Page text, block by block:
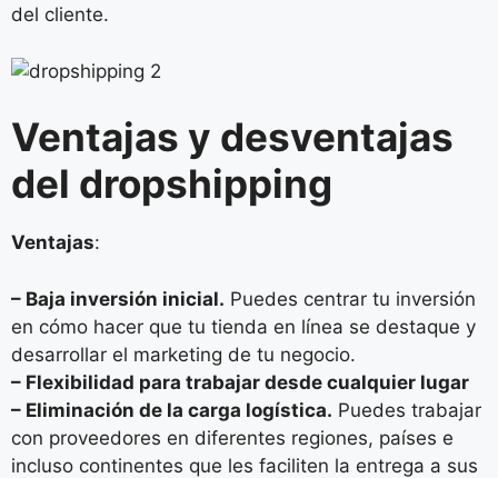
del cliente.
Ventajas y desventajas
del dropshipping
Ventajas:
– Baja inversión inicial. Puedes centrar tu inversión
en cómo hacer que tu tienda en línea se destaque y
desarrollar el marketing de tu negocio.
– Flexibilidad para trabajar desde cualquier lugar
– Eliminación de la carga logística. Puedes trabajar
con proveedores en diferentes regiones, países e
incluso continentes que les faciliten la entrega a sus